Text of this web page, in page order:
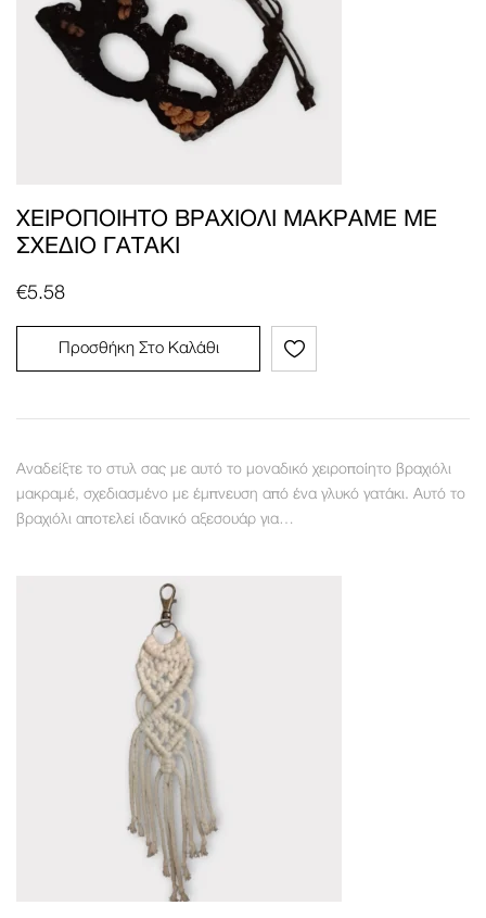
ΧΕΙΡΟΠΟΊΗΤΟ ΒΡΑΧΙΌΛΙ ΜΑΚΡΑΜΈ ΜΕ
ΣΧΈΔΙΟ ΓΑΤΆΚΙ
€5.58
Προσθήκη Στο Καλάθι
Αναδείξτε το στυλ σας με αυτό το μοναδικό χειροποίητο βραχιόλι
μακραμέ, σχεδιασμένο με έμπνευση από ένα γλυκό γατάκι. Αυτό το
βραχιόλι αποτελεί ιδανικό αξεσουάρ για…